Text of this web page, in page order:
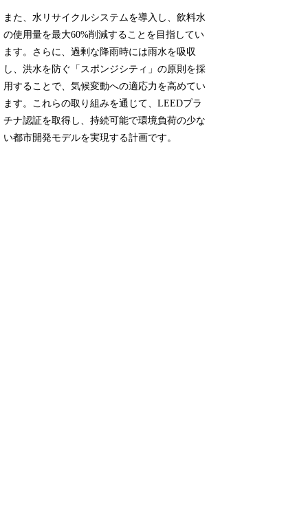
また、水リサイクルシステムを導入し、飲料水
の使用量を最大60%削減することを目指してい
ます。さらに、過剰な降雨時には雨水を吸収
し、洪水を防ぐ「スポンジシティ」の原則を採
用することで、気候変動への適応力を高めてい
ます。これらの取り組みを通じて、LEEDプラ
チナ認証を取得し、持続可能で環境負荷の少な
い都市開発モデルを実現する計画です。